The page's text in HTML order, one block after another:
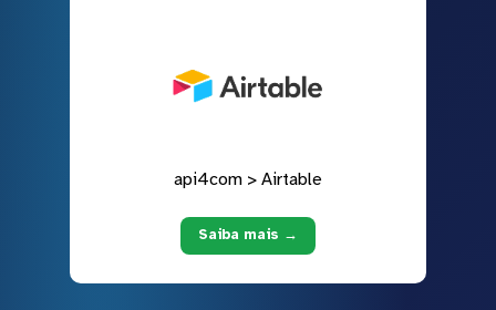
api4com > Airtable
Saiba mais →